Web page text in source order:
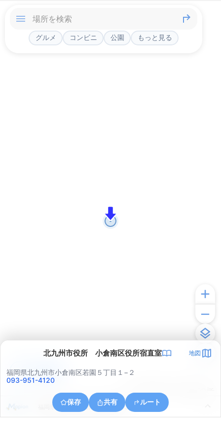
グルメ コンビニ 公園 もっと見る
北九州市役所 小倉南区役所宿直室 地図
福岡県北九州市小倉南区若園５丁目１−２
093-951-4120
保存 共有 ルート
福岡県北九州市小倉南区大字横代
アプリで見る